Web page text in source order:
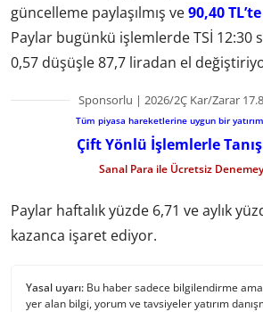
güncelleme paylaşılmış ve90,40
Paylar bugünkü işlemlerde TSİ 12:30
0,57 düşüşle 87,7 liradan el
Sponsorlu | 2026/2Ç Kar/Zarar
Tüm piyasa hareketlerine uygun bir
Çift Yönlü İşlemlerle
Sanal Para ile Ücretsiz
Paylar haftalık yüzde 6,71 ve aylık
kazanca işaret ediyor.
Yasal uyarı: Bu haber sadece bilgilendirme
yer alan bilgi, yorum ve tavsiyeler yatırım